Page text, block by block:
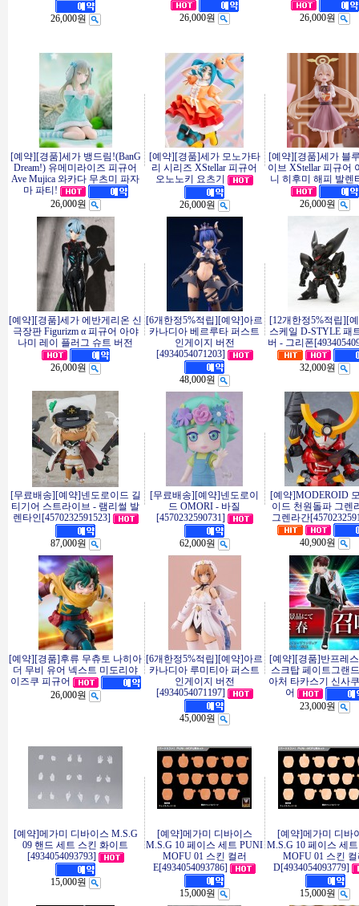
26,000원 26,000원 26,000원
[예약][경품]세가 뱅드림!(BanG
Dream!) 유메미라이즈 피규어
Ave Mujica 와카다 무츠미 파자
마 파티!
26,000원
[예약][경품]세가 모노가타
리 시리즈 XStellar 피규어
오노노키 요츠기
26,000원
[예약][경품]세가 블
이브 XStellar 피규어
니 히후미 해피 발렌
26,000원
[예약][경품]세가 에반게리온 신
극장판 Figurizm α 피규어 아야
나미 레이 플러그 슈트 버전
26,000원
[6개한정5%적립][예약]아르
카나디아 베르루타 퍼스트
인게이지 버전
[4934054071203]
48,000원
[12개한정5%적립][
스케일 D-STYLE 패
버 - 그리폰
32,000원
[무료배송][예약]넨도로이드 길
티기어 스트라이브 - 램리썰 발
렌타인[4570232591523]
87,000원
[무료배송][예약]넨도로이
드 OMORI - 바질
[4570232590731]
62,000원
[예약]MODEROID
이드 천원돌파 그렌
그렌라간
40,900원
[예약][경품]후류 무츄토 나히아
더 무비 유어 넥스트 미도리야
이즈쿠 피규어
26,000원
[6개한정5%적립][예약]아르
카나디아 루미티아 퍼스트
인게이지 버전
[4934054071197]
45,000원
[예약][경품]반프레
스크탑 페이트그랜
아처 타카스기 신사
어
23,000원
[예약]메가미 디바이스 M.S.G
09 핸드 세트 스킨 화이트
[4934054093793]
15,000원
[예약]메가미 디바이스
M.S.G 10 페이스 세트 PUNI
MOFU 01 스킨 컬러
E[4934054093786]
15,000원
[예약]메가미 디바
M.S.G 10 페이스 세
MOFU 01 스킨
D[4934054093779]
15,000원